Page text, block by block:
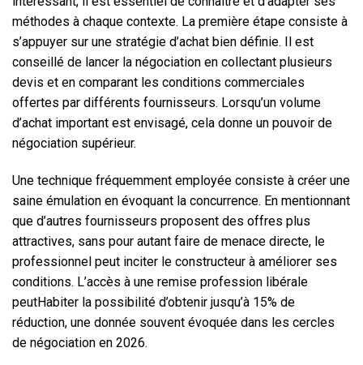
méthodes à chaque contexte. La première étape consiste à
s’appuyer sur une stratégie d’achat bien définie. Il est
conseillé de lancer la négociation en collectant plusieurs
devis et en comparant les conditions commerciales
offertes par différents fournisseurs. Lorsqu’un volume
d’achat important est envisagé, cela donne un pouvoir de
négociation supérieur.
Une technique fréquemment employée consiste à créer une
saine émulation en évoquant la concurrence. En mentionnant
que d’autres fournisseurs proposent des offres plus
attractives, sans pour autant faire de menace directe, le
professionnel peut inciter le constructeur à améliorer ses
conditions. L’accès à une remise profession libérale
peutHabiter la possibilité d’obtenir jusqu’à 15% de
réduction, une donnée souvent évoquée dans les cercles
de négociation en 2026.